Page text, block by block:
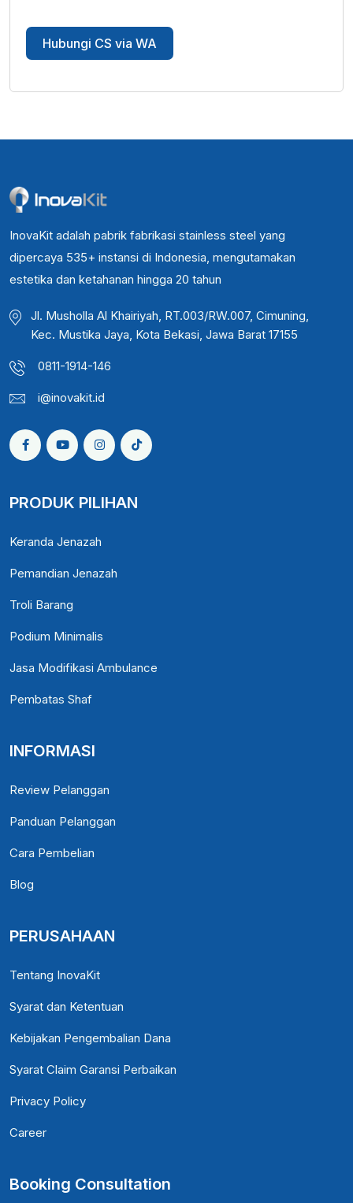
Hubungi CS via WA
InovaKit adalah pabrik fabrikasi stainless steel yang
dipercaya 535+ instansi di Indonesia, mengutamakan
estetika dan ketahanan hingga 20 tahun
Jl. Musholla Al Khairiyah, RT.003/RW.007, Cimuning,
Kec. Mustika Jaya, Kota Bekasi, Jawa Barat 17155
0811-1914-146
i@inovakit.id
PRODUK PILIHAN
Keranda Jenazah
Pemandian Jenazah
Troli Barang
Podium Minimalis
Jasa Modifikasi Ambulance
Pembatas Shaf
INFORMASI
Review Pelanggan
Panduan Pelanggan
Cara Pembelian
Blog
PERUSAHAAN
Tentang InovaKit
Syarat dan Ketentuan
Kebijakan Pengembalian Dana
Syarat Claim Garansi Perbaikan
Privacy Policy
Career
Booking Consultation